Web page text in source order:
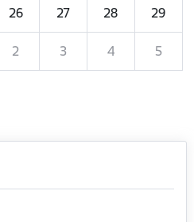
26 27 28 29
2 3 4 5